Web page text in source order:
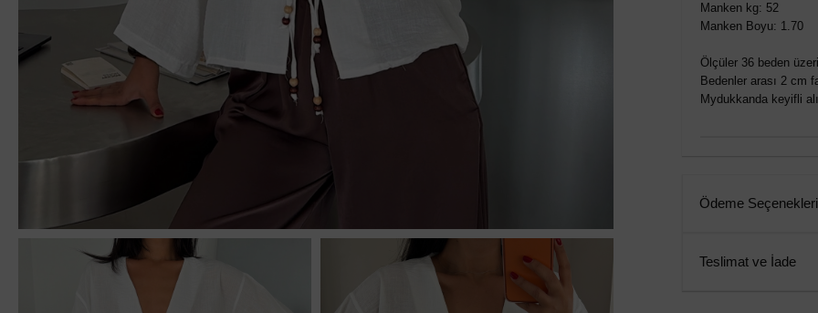
Manken kg: 52
Manken Boyu: 1.70
Ölçüler 36 beden
Bedenler arası 2 cm
Mydukkanda keyifli
Ödeme Seçenekleri
Teslimat ve İade